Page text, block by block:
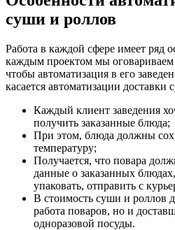
суши и роллов
Работа в каждой сфере имеет ряд
каждым проектом мы оговариваем
чтобы автоматизация в его
касается автоматизации доставки
Каждый клиент заведения
получить заказанные блюда;
При этом, блюда должны
температуру;
Получается, что повара
данные о заказанных
упаковать, отправить с
В стоимость суши и роллов
работа поваров, но и
одноразовой посуды.